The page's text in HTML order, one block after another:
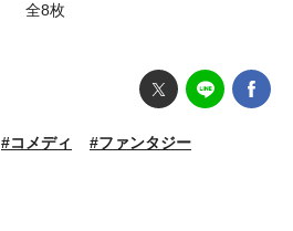
全8枚
#コメディ
#ファンタジー